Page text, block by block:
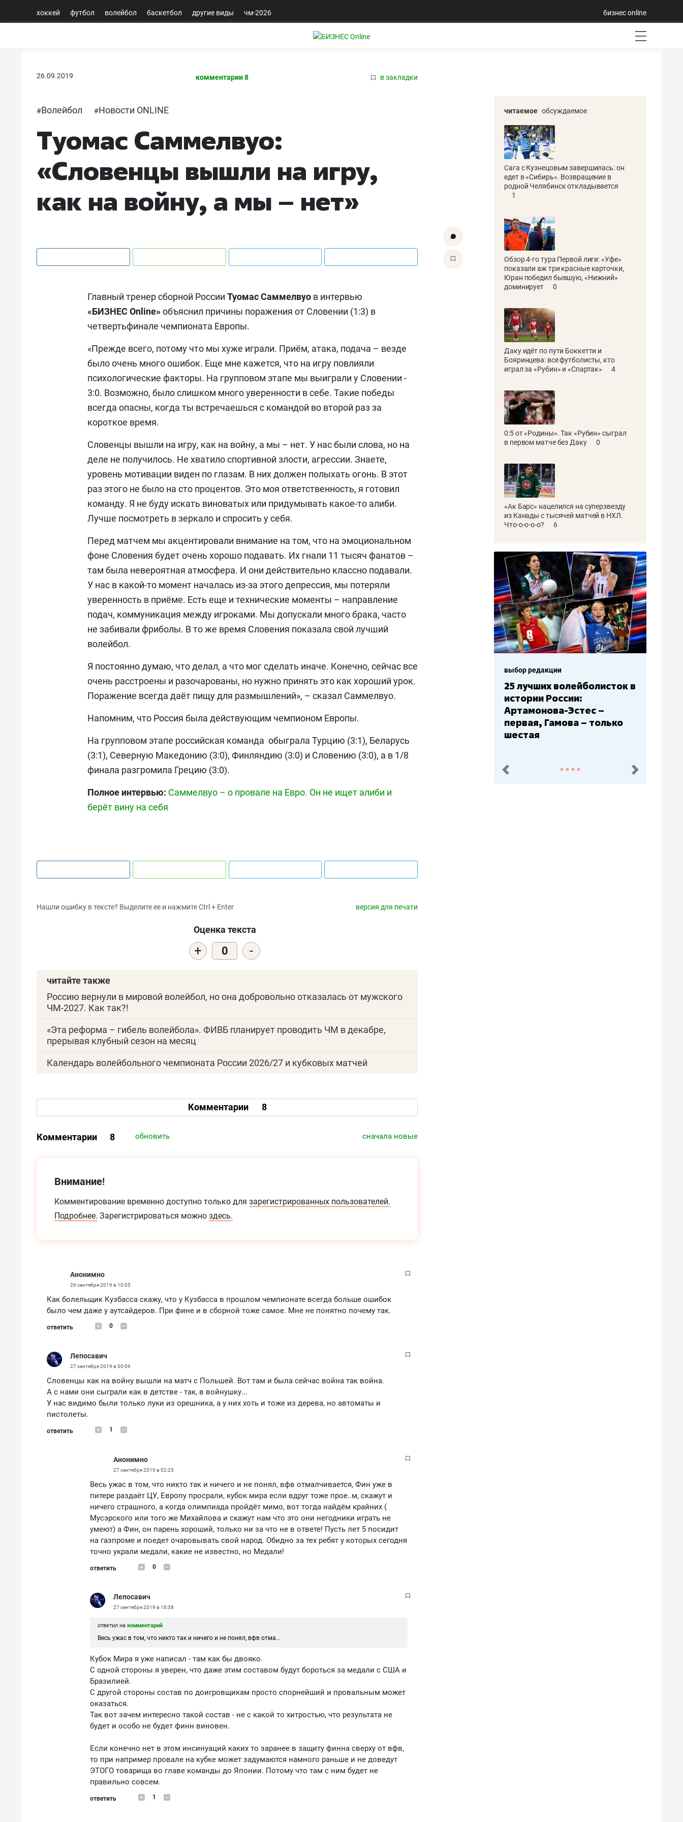
хоккей футбол волейбол баскетбол другие виды чм-2026 бизнес online
26.09.2019 комментарии 8 в закладки
#Волейбол #Новости ONLINE
Туомас Саммелвуо:
«Словенцы вышли на игру,
как на войну, а мы – нет»
Главный тренер сборной России Туомас Саммелвуо в интервью
«БИЗНЕС Online»объяснил причины поражения от Словении (1:3) в
четвертьфинале чемпионата Европы.
«Прежде всего, потому что мы хуже играли. Приём, атака, подача – везде
было очень много ошибок. Еще мне кажется, что на игру повлияли
психологические факторы. На групповом этапе мы выиграли у Словении -
3:0. Возможно, было слишком много уверенности в себе. Такие победы
всегда опасны, когда ты встречаешься с командой во второй раз за
короткое время.
Словенцы вышли на игру, как на войну, а мы – нет. У нас были слова, но на
деле не получилось. Не хватило спортивной злости, агрессии. Знаете,
уровень мотивации виден по глазам. В них должен полыхать огонь. В этот
раз этого не было на сто процентов. Это моя ответственность, я готовил
команду. Я не буду искать виноватых или придумывать какое-то алиби.
Лучше посмотреть в зеркало и спросить у себя.
Перед матчем мы акцентировали внимание на том, что на эмоциональном
фоне Словения будет очень хорошо подавать. Их гнали 11 тысяч фанатов –
там была невероятная атмосфера. И они действительно классно подавали.
У нас в какой-то момент началась из-за этого депрессия, мы потеряли
уверенность в приёме. Есть еще и технические моменты – направление
подач, коммуникация между игроками. Мы допускали много брака, часто
не забивали фриболы. В то же время Словения показала свой лучший
волейбол.
Я постоянно думаю, что делал, а что мог сделать иначе. Конечно, сейчас все
очень расстроены и разочарованы, но нужно принять это как хороший урок.
Поражение всегда даёт пищу для размышлений», – сказал Саммелвуо.
Напомним, что Россия была действующим чемпионом Европы.
На групповом этапе российская команда обыграла Турцию (3:1), Беларусь
(3:1), Северную Македонию (3:0), Финляндию (3:0) и Словению (3:0), а в 1/8
финала разгромила Грецию (3:0).
Полное интервью: Саммелвуо – о провале на Евро. Он не ищет алиби и
берёт вину на себя
Нашли ошибку в тексте? Выделите ее и нажмите Ctrl + Enter версия для печати
Оценка текста
+ 0 -
читайте также
Россию вернули в мировой волейбол, но она добровольно отказалась от мужского
ЧМ-2027. Как так?!
«Эта реформа – гибель волейбола». ФИВБ планирует проводить ЧМ в декабре,
прерывая клубный сезон на месяц
Календарь волейбольного чемпионата России 2026/27 и кубковых матчей
Комментарии 8
Комментарии 8 обновить сначала новые
Внимание!
Комментирование временно доступно только для зарегистрированных пользователей.
Подробнее. Зарегистрироваться можно здесь.
Анонимно
26 сентября 2019 в 10:05
Как болельщик Кузбасса скажу, что у Кузбасса в прошлом чемпионате всегда больше ошибок
было чем даже у аутсайдеров. При фине и в сборной тоже самое. Мне не понятно почему так.
ответить 0
Лепосавич
27 сентября 2019 в 00:09
Словенцы как на войну вышли на матч с Польшей. Вот там и была сейчас война так война.
А с нами они сыграли как в детстве - так, в войнушку...
У нас видимо были только луки из орешника, а у них хоть и тоже из дерева, но автоматы и
пистолеты.
ответить 1
Анонимно
27 сентября 2019 в 02:25
Весь ужас в том, что никто так и ничего и не понял, вфв отмалчивается, Фин уже в
питере раздаёт ЦУ, Европу просрали, кубок мира если вдруг тоже прое..м, скажут и
ничего страшного, а когда олимпиада пройдёт мимо, вот тогда найдём крайних (
Мусэрского или того же Михайлова и скажут нам что это они негодники играть не
умеют) а Фин, он парень хороший, только ни за что не в ответе! Пусть лет 5 посидит
на газпроме и поедет очаровывать свой народ. Обидно за тех ребят у которых сегодня
точно украли медали, какие не известно, но Медали!
ответить 0
Лепосавич
27 сентября 2019 в 18:38
ответил на комментарий
Весь ужас в том, что никто так и ничего и не понял, вфв отма...
Кубок Мира я уже написал - там как бы двояко.
С одной стороны я уверен, что даже этим составом будут бороться за медали с США и
Бразилией.
C другой стороны состав по доигровщикам просто спорнейший и провальным может
оказаться.
Так вот зачем интересно такой состав - не с какой то хитростью, что результата не
будет и особо не будет финн виновен.
Если конечно нет в этом инсинуаций каких то заранее в защиту финна сверху от вфв,
то при например провале на кубке может задумаются намного раньше и не доведут
ЭТОГО товарища во главе команды до Японии. Потому что там с ним будет не
правильно совсем.
ответить 1
читаемое обсуждаемое
Сага с Кузнецовым завершилась: он
едет в «Сибирь». Возвращение в
родной Челябинск откладывается
1
Обзор 4-го тура Первой лиги: «Уфе»
показали аж три красные карточки,
Юран победил бывшую, «Нижний»
доминирует
0
Даку идёт по пути Боккетти и
Бояринцева: все футболисты, кто
играл за «Рубин» и «Спартак»
4
0:5 от «Родины». Так «Рубин» сыграл
в первом матче без Даку
0
«Ак Барс» нацелился на суперзвезду
из Канады с тысячей матчей в НХЛ.
Что-о-о-о-о?
6
выбор редакции
25 лучших волейболисток в
истории России:
первая, Гамова – только
шестая
выбор редакции
Бюджеты клубов КХЛ: СКА
– главный мажор, «Ак
Барс» – второй, «Салават
Юлаев» – середняк
пред. след.